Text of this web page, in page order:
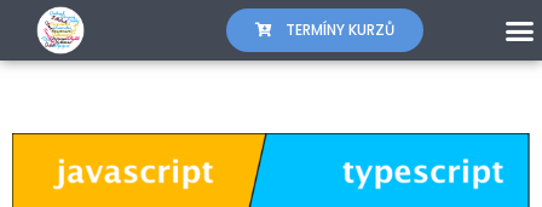
TERMÍNY KURZŮ